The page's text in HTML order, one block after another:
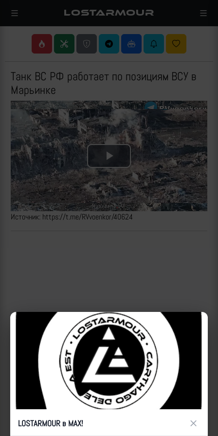
LOSTARMOUR
Танк ВС РФ работает по позициям ВСУ в
Марьинке
Play
Video
Источник: https://t.me/RVvoenkor/40624
LOSTARMOUR в MAX! ×